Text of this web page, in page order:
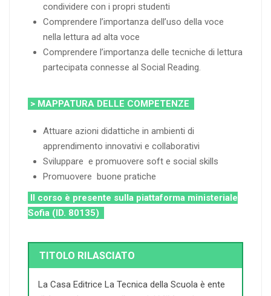
condividere con i propri studenti
Comprendere l’importanza dell’uso della voce
nella lettura ad alta voce
Comprendere l’importanza delle tecniche di lettura
partecipata connesse al Social Reading.
> MAPPATURA DELLE COMPETENZE
Attuare azioni didattiche in ambienti di
apprendimento innovativi e collaborativi
Sviluppare e promuovere soft e social skills
Promuovere buone pratiche
Il corso è presente sulla piattaforma ministeriale
Sofia (ID. 80135)
TITOLO RILASCIATO
La Casa Editrice La Tecnica della Scuola è ente